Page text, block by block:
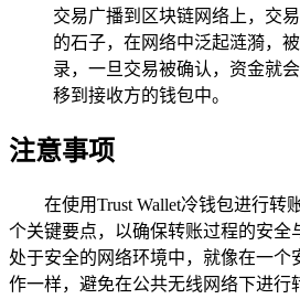
交易广播到区块链网络上，交
的石子，在网络中泛起涟漪，
录，一旦交易被确认，资金就
移到接收方的钱包中。
注意事项
在使用Trust Wallet冷钱包进行转
个关键要点，以确保转账过程的安全
处于安全的网络环境中，就像在一个
作一样，避免在公共无线网络下进行